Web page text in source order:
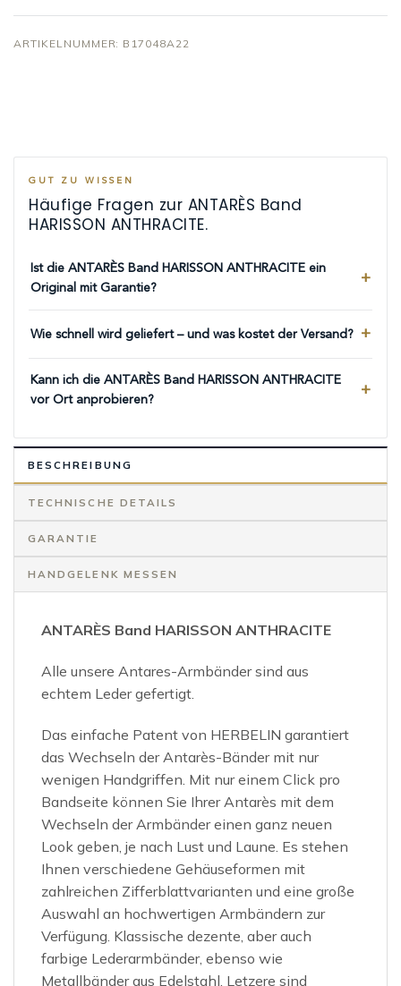
ARTIKELNUMMER: B17048A22
GUT ZU WISSEN
Häufige Fragen zur ANTARÈS Band
HARISSON ANTHRACITE.
Ist die ANTARÈS Band HARISSON ANTHRACITE ein
Original mit Garantie?
Wie schnell wird geliefert – und was kostet der Versand?
Kann ich die ANTARÈS Band HARISSON ANTHRACITE
vor Ort anprobieren?
BESCHREIBUNG
TECHNISCHE DETAILS
GARANTIE
HANDGELENK MESSEN
ANTARÈS Band HARISSON ANTHRACITE
Alle unsere Antares-Armbänder sind aus
echtem Leder gefertigt.
Das einfache Patent von HERBELIN garantiert
das Wechseln der Antarès-Bänder mit nur
wenigen Handgriffen. Mit nur einem Click pro
Bandseite können Sie Ihrer Antarès mit dem
Wechseln der Armbänder einen ganz neuen
Look geben, je nach Lust und Laune. Es stehen
Ihnen verschiedene Gehäuseformen mit
zahlreichen Zifferblattvarianten und eine große
Auswahl an hochwertigen Armbändern zur
Verfügung. Klassische dezente, aber auch
farbige Lederarmbänder, ebenso wie
Metallbänder aus Edelstahl. Letzere sind